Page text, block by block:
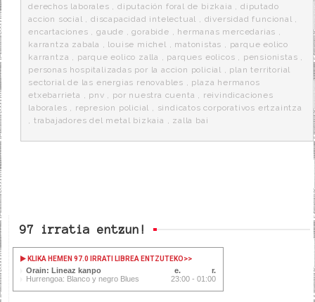
derechos laborales ,diputación foral de bizkaia ,diputado
accion social ,discapacidad intelectual , diversidad funcional ,
encartaciones ,gaude ,gorabide , hermanas mercedarias ,
karrantza zabala , louise michel , matonistas , parque eolico
karrantza , parque eolico zalla , parques eolicos , pensionistas ,
personas hospitalizadas por la accion policial , plan territorial
sectorial de las energias renovables , plaza hermanos
etxebarrieta , pnv , por nuestra cuenta , reivindicaciones
laborales , represion policial , sindicatos corporativos ertzaintza
, trabajadores del metal bizkaia , zalla bai
97 irratia entzun!
KLIKA HEMEN 97.0 IRRATI LIBREA ENTZUTEKO>>
Orain: Lineaz kanpo
Hurrengoa: Blanco y negro Blues
23:00 - 01:00